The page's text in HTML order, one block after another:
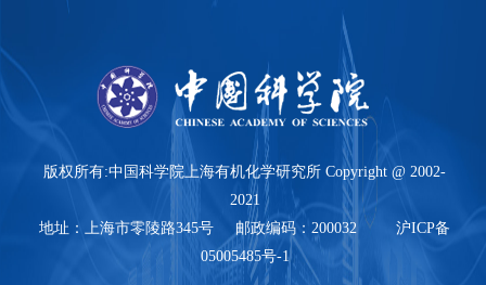
版权所有:中国科学院上海有机化学研究所 Copyright @ 2002-
2021
地址：上海市零陵路345号 邮政编码：200032 沪ICP备
05005485号-1